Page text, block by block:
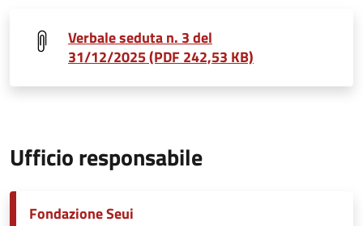
Verbale seduta n. 3 del
31/12/2025 (PDF 242,53 KB)
Ufficio responsabile
Fondazione Seui